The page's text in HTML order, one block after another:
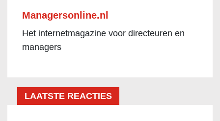
Managersonline.nl
Het internetmagazine voor directeuren en
managers
LAATSTE REACTIES